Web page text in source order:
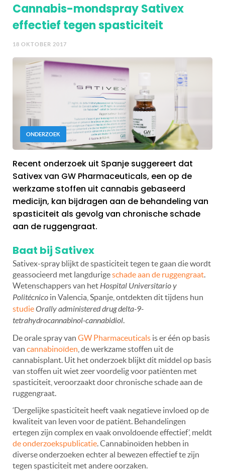
Cannabis-mondspray Sativex
effectief tegen spasticiteit
18 OKTOBER 2017
ONDERZOEK
Recent onderzoek uit Spanje suggereert dat
Sativex van GW Pharmaceuticals, een op de
werkzame stoffen uit cannabis gebaseerd
medicijn, kan bijdragen aan de behandeling van
spasticiteit als gevolg van chronische schade
aan de ruggengraat.
Baat bij Sativex
Sativex-spray blijkt de spasticiteit tegen te gaan die wordt
geassocieerd met langdurigeschade aan de ruggengraat.
Wetenschappers van hetHospital Universitario y
Politécnico in Valencia, Spanje, ontdekten dit tijdens hun
studieOrally administered drug delta-9-
tetrahydrocannabinol-cannabidiol.
De orale spray van GW Pharmaceuticals is er één op basis
van cannabinoïden , de werkzame stoffen uit de
cannabisplant. Uit het onderzoek blijkt dit middel op basis
van stoffen uit wiet zeer voordelig voor patiënten met
spasticiteit, veroorzaakt door chronische schade aan de
ruggengraat.
‘Dergelijke spasticiteit heeft vaak negatieve invloed op de
kwaliteit van leven voor de patiënt. Behandelingen
ertegen zijn complex en vaak onvoldoende effectief’, meldt
de onderzoekspublicatie. Cannabinoïden hebben in
diverse onderzoeken echter al bewezen effectief te zijn
tegen spasticiteit met andere oorzaken.